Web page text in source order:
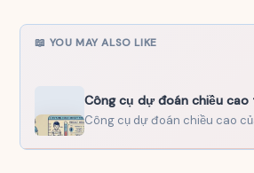
📖 YOU MAY ALSO LIKE
Công cụ dự đoán chiều